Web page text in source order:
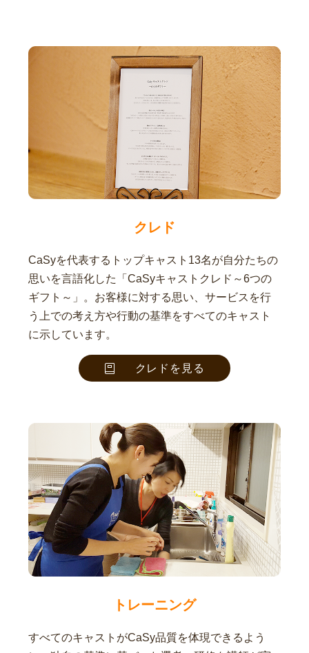
クレド
CaSyを代表するトップキャスト13名が自分たちの
思いを言語化した「CaSyキャストクレド～6つの
ギフト～」。お客様に対する思い、サービスを行
う上での考え方や行動の基準をすべてのキャスト
に示しています。
クレドを見る
トレーニング
すべてのキャストがCaSy品質を体現できるよう